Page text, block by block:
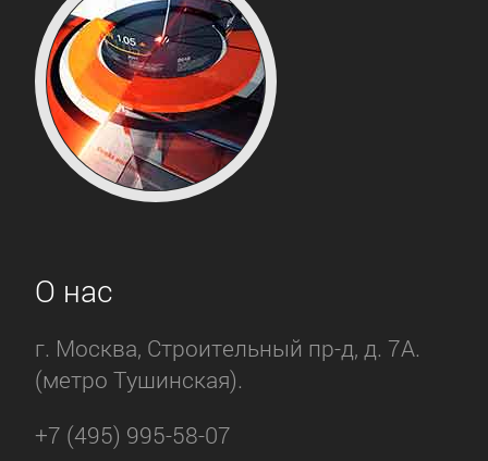
О нас
г. Москва, Строительный пр-д, д. 7А.
(метро Тушинская).
+7 (495) 995-58-07